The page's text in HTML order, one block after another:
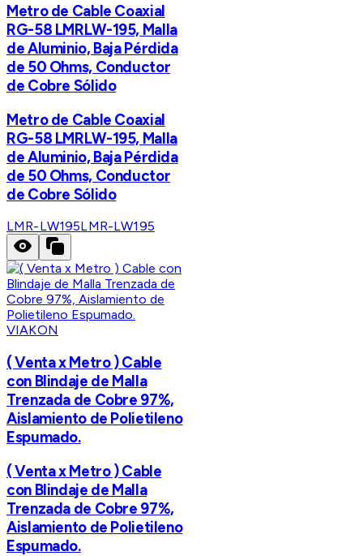
Metro de Cable Coaxial
RG-58 LMRLW-195, Malla
de Aluminio, Baja Pérdida
de 50 Ohms, Conductor
de Cobre Sólido
Metro de Cable Coaxial
RG-58 LMRLW-195, Malla
de Aluminio, Baja Pérdida
de 50 Ohms, Conductor
de Cobre Sólido
LMR-LW195LMR-LW195
VIAKON
( Venta x Metro ) Cable
con Blindaje de Malla
Trenzada de Cobre 97%,
Aislamiento de Polietileno
Espumado.
( Venta x Metro ) Cable
con Blindaje de Malla
Trenzada de Cobre 97%,
Aislamiento de Polietileno
Espumado.